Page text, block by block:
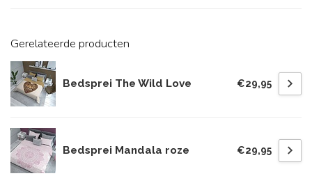
Gerelateerde producten
Bedsprei The Wild Love €29,95
Bedsprei Mandala roze €29,95